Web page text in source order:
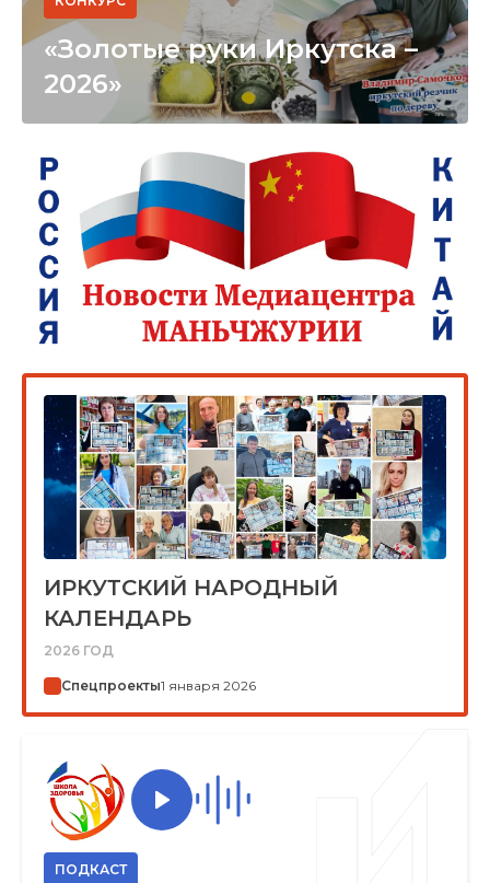
«Золотые руки Иркутска –
2026»
ИРКУТСКИЙ НАРОДНЫЙ
КАЛЕНДАРЬ
2026 ГОД
Спецпроекты1 января 2026
ПОДКАСТ